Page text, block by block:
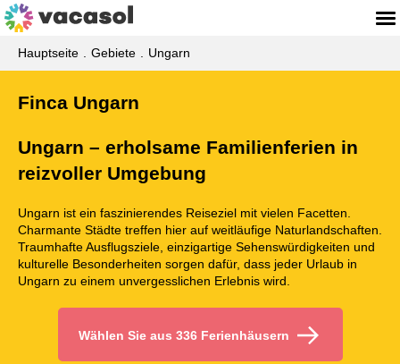
Hauptseite Gebiete Ungarn
Finca Ungarn
Ungarn – erholsame Familienferien in
reizvoller Umgebung
Ungarn ist ein faszinierendes Reiseziel mit vielen Facetten.
Charmante Städte treffen hier auf weitläufige Naturlandschaften.
Traumhafte Ausflugsziele, einzigartige Sehenswürdigkeiten und
kulturelle Besonderheiten sorgen dafür, dass jeder Urlaub in
Ungarn zu einem unvergesslichen Erlebnis wird.
Wählen Sie aus 336 Ferienhäusern